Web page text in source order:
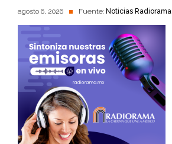
agosto 6, 2026 Fuente: Noticias Radiorama